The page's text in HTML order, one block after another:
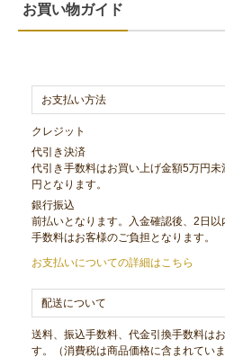
お買い物ガイド
お支払い方法
クレジット
代引き決済
代引き手数料はお買い上げ金額5万円
円となります。
銀行振込
前払いとなります。入金確認後、2日以
手数料はお客様のご負担となります。
お支払いについての詳細はこちら
配送について
送料、振込手数料、代金引換手数料は
す。（消費税は商品価格に含まれていま